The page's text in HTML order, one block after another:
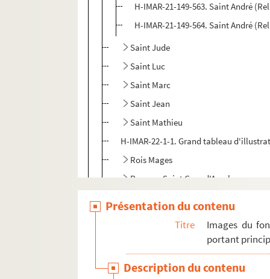
H-IMAR-21-149-563. Saint André
H-IMAR-21-149-564. Saint André
Saint Jude
Saint Luc
Saint Marc
Saint Jean
Saint Mathieu
H-IMAR-22-1-1. Grand tableau
Rois Mages
Pomey - Saint Goar d'Arneke
Quadraginta
Sainte Marie, sainte Marthe et autres
Présentation du contenu
Titre
Images du
portant
Description du contenu